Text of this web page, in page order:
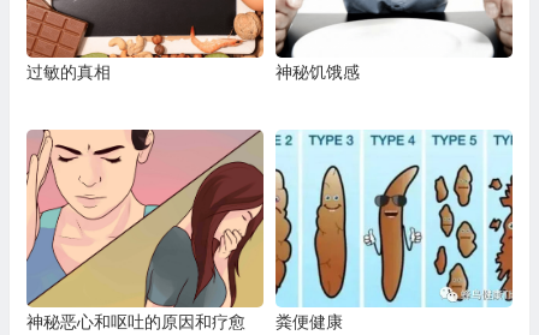
过敏的真相 神秘饥饿感
神秘恶心和呕吐的原因和疗愈 粪便健康